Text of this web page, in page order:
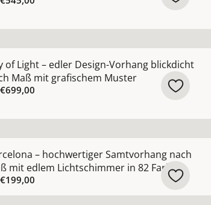
of Light – edler Design-Vorhang blickdicht
Maß mit grafischem Muster
€699,00
– hochwertiger Samtvorhang nach
mit edlem Lichtschimmer in 82 Farben
€199,00